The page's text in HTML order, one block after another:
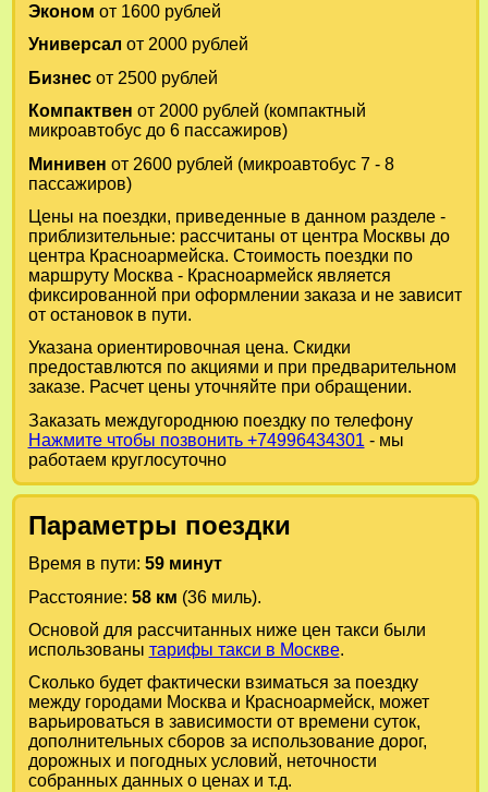
Эконом от 1600 рублей
Универсал от 2000 рублей
Бизнесот 2500 рублей
Компактвен от 2000 рублей (компактный
микроавтобус до 6 пассажиров)
Минивен от 2600 рублей (микроавтобус 7 - 8
пассажиров)
Цены на поездки, приведенные в данном разделе -
приблизительные: рассчитаны от центра Москвы до
центра Красноармейска. Стоимость поездки по
маршруту Москва - Красноармейск является
фиксированной при оформлении заказа и не зависит
от остановок в пути.
Указана ориентировочная цена. Скидки
предоставлются по акциями и при предварительном
заказе. Расчет цены уточняйте при обращении.
Заказать междугороднюю поездку по телефону
Нажмите чтобы позвонить +74996434301 - мы
работаем круглосуточно
Параметры поездки
Время в пути: 59 минут
Расстояние: 58 км (36 миль).
Основой для рассчитанных ниже цен такси были
использованы тарифы такси в Москве.
Сколько будет фактически взиматься за поездку
между городами Москваи Красноармейск, может
варьироваться в зависимости от времени суток,
дополнительных сборов за использование дорог,
дорожных и погодных условий, неточности
собранных данных о ценах и т.д.